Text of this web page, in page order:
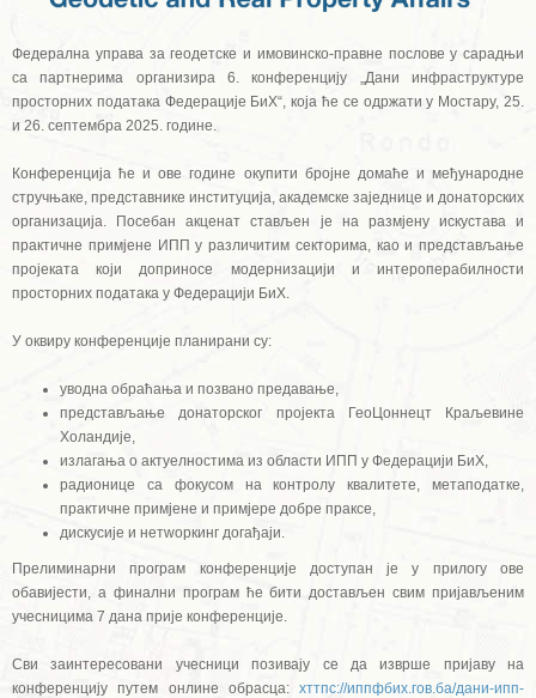
Федерална управа за геодетске и имовинско-правне послове у сарадњи
са партнерима организира 6. конференцију „Дани инфраструктуре
просторних података Федерације БиХ“, која ће се одржати у Мостару, 25.
и 26. септембра 2025. године.
Конференција ће и ове године окупити бројне домаће и међународне
стручњаке, представнике институција, академске заједнице и донаторских
организација. Посебан акценат стављен је на размјену искустава и
практичне примјене ИПП у различитим секторима, као и представљање
пројеката који доприносе модернизацији и интероперабилности
просторних података у Федерацији БиХ.
У оквиру конференције планирани су:
уводна обраћања и позвано предавање,
представљање донаторског пројекта ГеоЦоннецт Краљевине
Холандије,
излагања о актуелностима из области ИПП у Федерацији БиХ,
радионице са фокусом на контролу квалитете, метаподатке,
практичне примјене и примјере добре праксе,
дискусије и нетwоркинг догађаји.
Прелиминарни програм конференције доступан је у прилогу ове
обавијести, а финални програм ће бити достављен свим пријављеним
учесницима 7 дана прије конференције.
Сви заинтересовани учесници позивају се да изврше пријаву на
конференцију путем онлине обрасца: хттпс://иппфбих.гов.ба/дани-ипп-